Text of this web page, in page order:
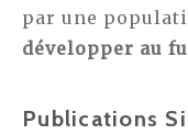
par une
développer au
Publications